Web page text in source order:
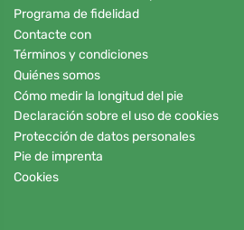
Programa de fidelidad
Contacte con
Términos y condiciones
Quiénes somos
Cómo medir la longitud del pie
Declaración sobre el uso de cookies
Protección de datos personales
Pie de imprenta
Cookies